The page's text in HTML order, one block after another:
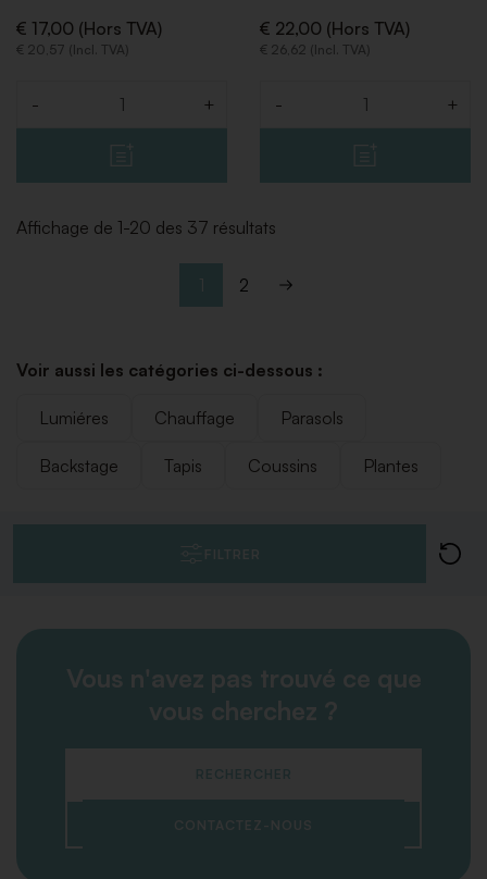
€ 17,00 (Hors TVA)
€ 20,57 (Incl. TVA)
- +
€ 22,00 (Hors TVA)
€ 26,62 (Incl. TVA)
- +
Affichage de 1-20 des 37 résultats
1 2
Voir aussi les catégories ci-dessous :
Lumiéres Chauffage Parasols
Backstage Tapis Coussins Plantes
FILTRER
Vous n'avez pas trouvé ce que
vous cherchez ?
RECHERCHER
CONTACTEZ-NOUS